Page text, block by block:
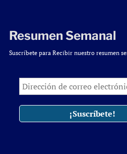
Resumen Semanal
Suscríbete para Recibir nuestro resumen